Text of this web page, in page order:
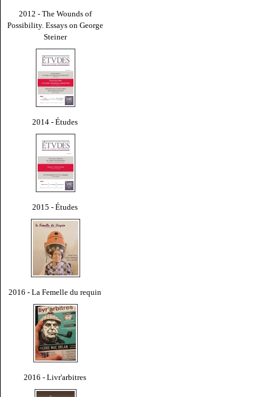
2012 - The Wounds of
Possibility. Essays on George
Steiner
2014 - Études
2015 - Études
2016 - La Femelle du requin
2016 - Livr'arbitres